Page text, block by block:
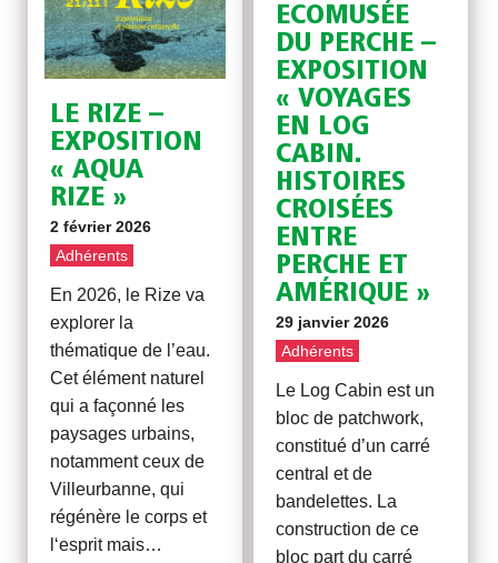
LE RIZE –
EXPOSITION
« AQUA
RIZE »
2 février 2026
Adhérents
En 2026, le Rize va
explorer la
thématique de l’eau.
Cet élément naturel
qui a façonné les
paysages urbains,
notamment ceux de
Villeurbanne, qui
régénère le corps et
l‘esprit mais…
ECOMUSÉE
DU PERCHE –
EXPOSITION
« VOYAGES
EN LOG
CABIN.
HISTOIRES
CROISÉES
ENTRE
PERCHE ET
AMÉRIQUE »
29 janvier 2026
Adhérents
Le Log Cabin est un
bloc de patchwork,
constitué d’un carré
central et de
bandelettes. La
construction de ce
bloc part du carré